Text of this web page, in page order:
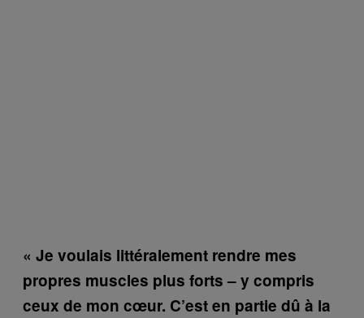
« Je voulais littéralement rendre mes
propres muscles plus forts – y compris
ceux de mon cœur. C’est en partie dû à la